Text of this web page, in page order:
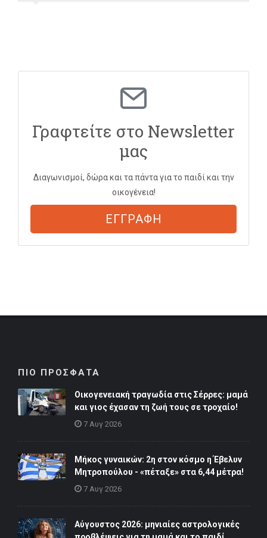
Γραφτείτε στο Newsletter
μας
Διαγωνισμοί, δώρα και τα πάντα για το παιδί και την
οικογένεια!
ΕΓΓΡΑΦΗ
ΠΙΟ ΠΡΟΣΦΑΤΑ
Οικογενειακή τραγωδία στις Σέρρες: μαμά
και γιος έχασαν τη ζωή τους σε τροχαίο!
7 Αυγ 2026
Μήκος γυναικών: 2η στον κόσμο η Έβελυν
Μητροπούλου - «πέταξε» στα 6,44 μέτρα!
7 Αυγ 2026
Αύγουστος 2026: μηνιαίες αστρολογικές